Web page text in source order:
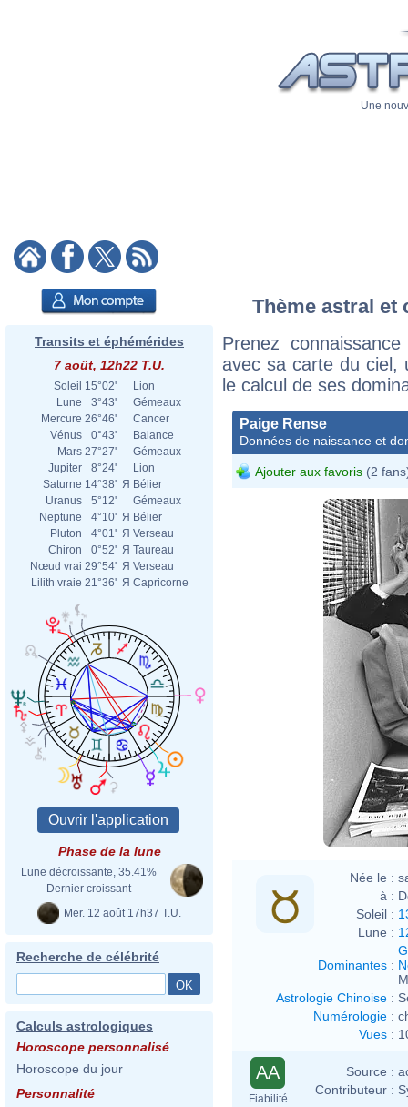
Une
Transits et éphémérides
7 août, 12h22 T.U.
Soleil 15°02'
Lion
Lune
3°43'
Gémeaux
Mercure 26°46'
Cancer
Vénus
0°43'
Balance
Mars 27°27'
Gémeaux
Jupiter
8°24'
Lion
Saturne 14°38' Я Bélier
Uranus
5°12'
Gémeaux
Neptune
4°10' Я Bélier
Pluton
4°01' Я Verseau
Chiron
0°52' Я Taureau
Nœud vrai 29°54' Я Verseau
Lilith vraie 21°36' Я Capricorne
Phase de la lune
Lune décroissante, 35.41%
Dernier croissant
Mer. 12 août 17h37 T.U.
Recherche de célébrité
Calculs astrologiques
Horoscope personnalisé
Horoscope du jour
Personnalité
Thème astral et
Prenez
avec sa carte du ciel,
le calcul de ses
Paige Rense
Données de naissance et
Ajouter aux favoris (2
Née le :
à :
Soleil :
Lune :
Dominantes :
Astrologie Chinoise :
Numérologie :
Vues :
AA
Fiabilité
Source :
Contributeur :